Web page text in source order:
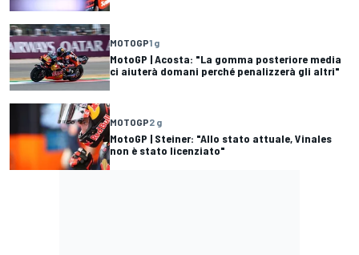
MOTOGP1 g
MotoGP | Acosta: "La gomma posteriore media
ci aiuterà domani perché penalizzerà gli altri"
MOTOGP2 g
MotoGP | Steiner: "Allo stato attuale, Vinales
non è stato licenziato"